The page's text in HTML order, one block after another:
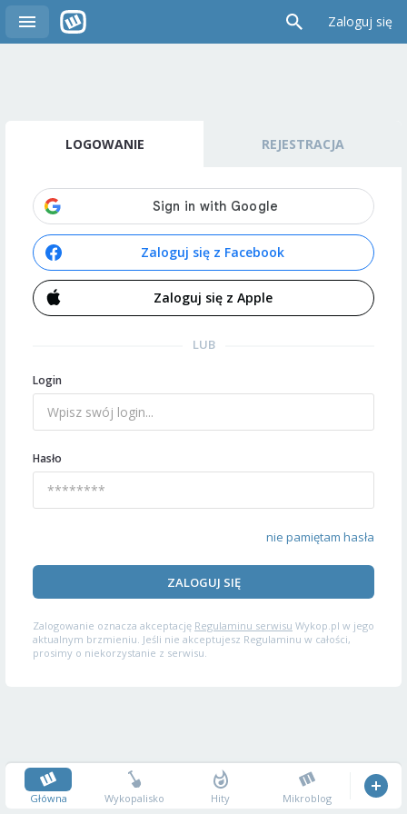
Zaloguj się
LOGOWANIE REJESTRACJA
Zaloguj się z Facebook
Zaloguj się z Apple
LUB
Login
Hasło
nie pamiętam hasła
ZALOGUJ SIĘ
Zalogowanie oznacza akceptację Regulaminu serwisu Wykop.pl w jego
aktualnym brzmieniu. Jeśli nie akceptujesz Regulaminu w całości,
prosimy o niekorzystanie z serwisu.
Główna Wykopalisko Hity Mikroblog